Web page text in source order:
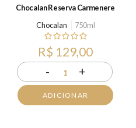
Chocalan Reserva Carmenere
Chocalan
750ml
R$ 129,00
- 1 +
ADICIONAR